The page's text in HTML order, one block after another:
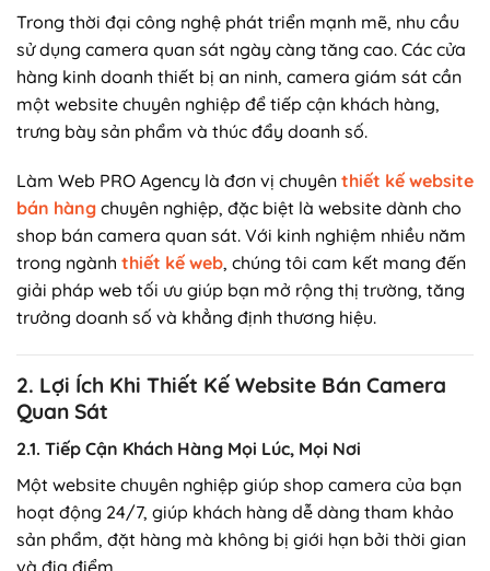
Trong thời đại công nghệ phát triển mạnh mẽ, nhu cầu
sử dụng camera quan sát ngày càng tăng cao. Các cửa
hàng kinh doanh thiết bị an ninh, camera giám sát cần
một website chuyên nghiệp để tiếp cận khách hàng,
trưng bày sản phẩm và thúc đẩy doanh số.
Làm Web PRO Agency là đơn vị chuyên thiết kế website
bán hàng chuyên nghiệp, đặc biệt là website dành cho
shop bán camera quan sát. Với kinh nghiệm nhiều năm
trong ngành thiết kế web, chúng tôi cam kết mang đến
giải pháp web tối ưu giúp bạn mở rộng thị trường, tăng
trưởng doanh số và khẳng định thương hiệu.
2. Lợi Ích Khi Thiết Kế Website Bán Camera
Quan Sát
2.1. Tiếp Cận Khách Hàng Mọi Lúc, Mọi Nơi
Một website chuyên nghiệp giúp shop camera của bạn
hoạt động 24/7, giúp khách hàng dễ dàng tham khảo
sản phẩm, đặt hàng mà không bị giới hạn bởi thời gian
và địa điểm.